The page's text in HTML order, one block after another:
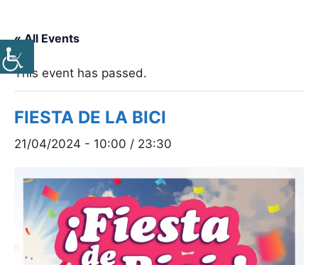
« All Events
This event has passed.
FIESTA DE LA BICI
21/04/2024 - 10:00 / 23:30